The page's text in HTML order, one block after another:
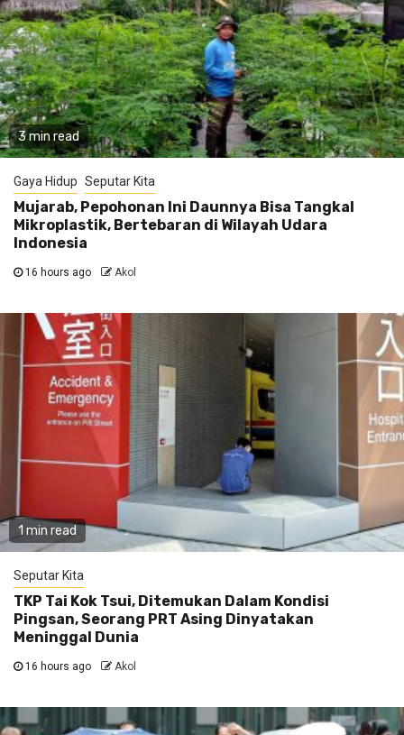
3 min read
Gaya Hidup Seputar Kita
Mujarab, Pepohonan Ini Daunnya Bisa Tangkal
Mikroplastik, Bertebaran di Wilayah Udara
Indonesia
16 hours ago Akol
1 min read
Seputar Kita
TKP Tai Kok Tsui, Ditemukan Dalam Kondisi
Pingsan, Seorang PRT Asing Dinyatakan
Meninggal Dunia
16 hours ago Akol